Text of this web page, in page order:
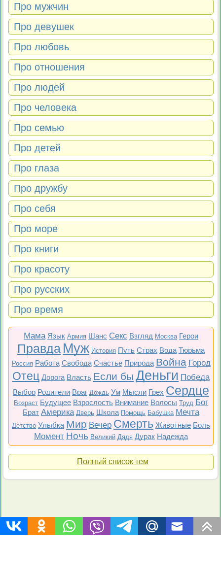
Про мужчин
Про девушек
Про любовь
Про отношения
Про людей
Про человека
Про семью
Про детей
Про глаза
Про дружбу
Про себя
Про море
Про книги
Про красоту
Про русских
Про время
Мама Язык Армия Шанс Секс Взгляд Москва Герои
Правда Муж История Путь Страх Вода Тюрьма
Россия Работа Свобода Счастье Природа Война Город
Отец Дорога Власть Если бы Деньги Победа
Выбор Родители Враг Дождь Ум Мысли Грех Сердце
Возраст Будущее Взрослость Внимание Волосы Труд Бог
Брат Америка Дверь Школа Помощь Бабушка Мечта
Детство Улыбка Мир Вечер Смерть Животные Боль
Момент Ночь Великий Дядя Дурак Надежда
Полный список тем